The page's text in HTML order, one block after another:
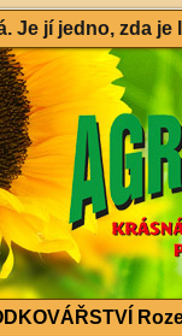
Je jí jedno, zda